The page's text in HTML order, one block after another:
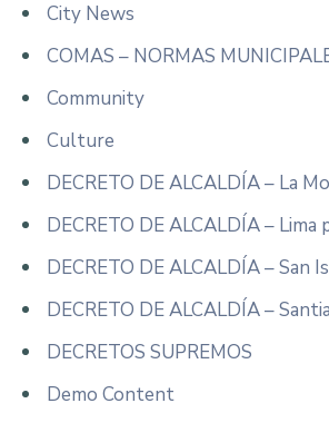
City News
COMAS – NORMAS
Community
Culture
DECRETO DE ALCALDÍA – La
DECRETO DE ALCALDÍA – Lima
DECRETO DE ALCALDÍA – San
DECRETO DE ALCALDÍA –
DECRETOS SUPREMOS
Demo Content